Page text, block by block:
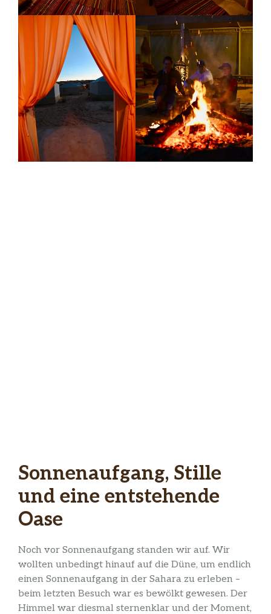
Sonnenaufgang, Stille
und eine entstehende
Oase
Noch vor Sonnenaufgang standen wir auf. Wir
wollten unbedingt hinauf auf die Düne, um endlich
einen Sonnenaufgang in der Sahara zu erleben –
beim letzten Besuch war es bewölkt gewesen. Der
Himmel war diesmal sternenklar und der Moment,